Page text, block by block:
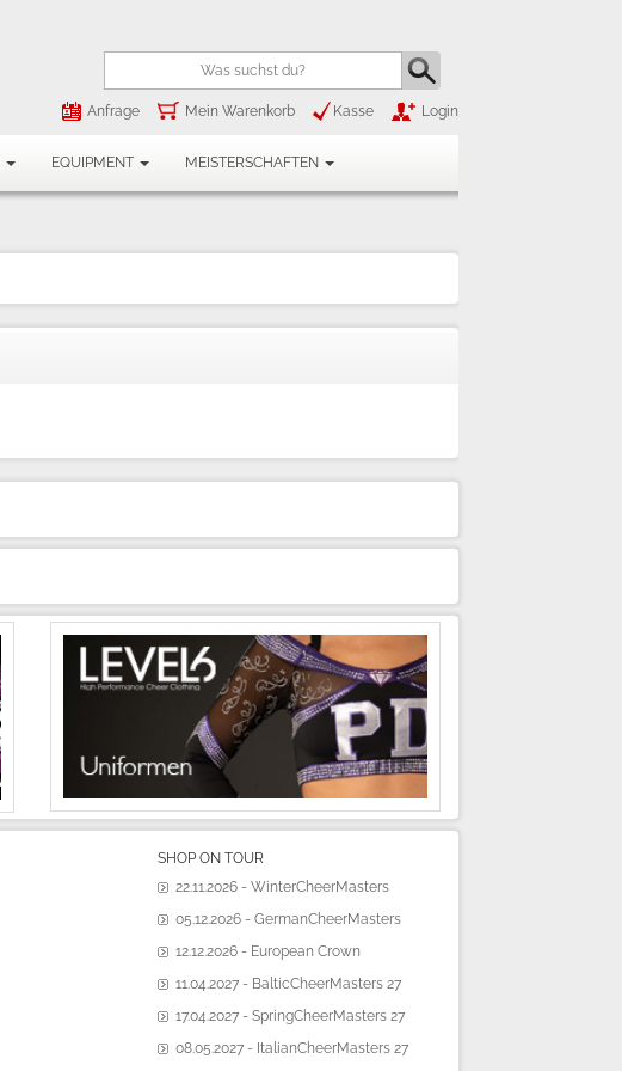
Anfrage Mein Warenkorb Kasse Login
EQUIPMENT MEISTERSCHAFTEN
SHOP ON TOUR
22.11.2026 - WinterCheerMasters
05.12.2026 - GermanCheerMasters
12.12.2026 - European Crown
11.04.2027 - BalticCheerMasters 27
17.04.2027 - SpringCheerMasters 27
08.05.2027 - ItalianCheerMasters 27